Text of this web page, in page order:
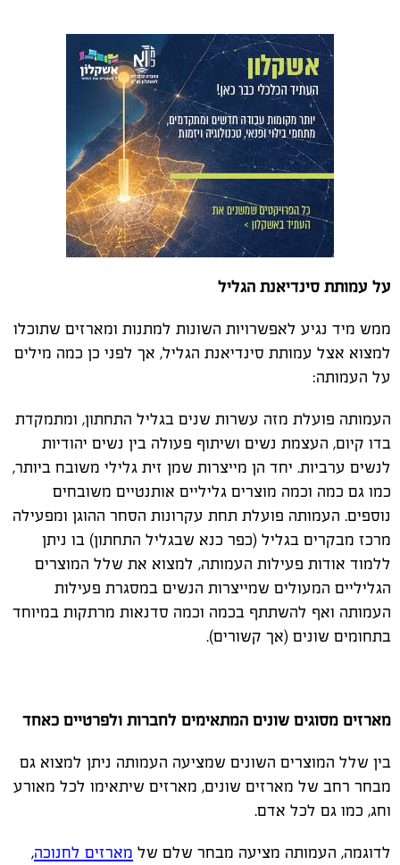
על עמותת סינדיאנת הגליל
ממש מיד נגיע לאפשרויות השונות למתנות ומארזים שתוכלו
למצוא אצל עמותת סינדיאנת הגליל, אך לפני כן כמה מילים
על העמותה:
העמותה פועלת מזה עשרות שנים בגליל התחתון, ומתמקדת
בדו קיום, העצמת נשים ושיתוף פעולה בין נשים יהודיות
לנשים ערביות. יחד הן מייצרות שמן זית גלילי משובח ביותר,
כמו גם כמה וכמה מוצרים גליליים אותנטיים משובחים
נוספים. העמותה פועלת תחת עקרונות הסחר ההוגן ומפעילה
מרכז מבקרים בגליל (כפר כנא שבגליל התחתון) בו ניתן
ללמוד אודות פעילות העמותה, למצוא את שלל המוצרים
הגליליים המעולים שמייצרות הנשים במסגרת פעילות
העמותה ואף להשתתף בכמה וכמה סדנאות מרתקות במיוחד
בתחומים שונים (אך קשורים).
מארזים מסוגים שונים המתאימים לחברות ולפרטיים כאחד
בין שלל המוצרים השונים שמציעה העמותה ניתן למצוא גם
מבחר רחב של מארזים שונים, מארזים שיתאימו לכל מאורע
וחג, כמו גם לכל אדם.
לדוגמה, העמותה מציעה מבחר שלם של מארזים לחנוכה,